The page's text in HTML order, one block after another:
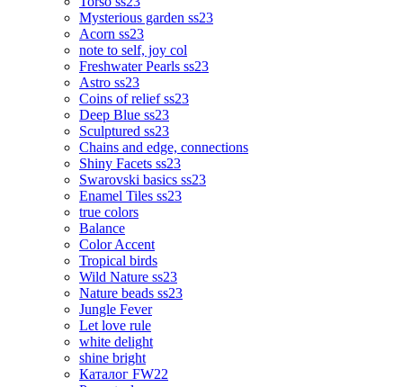
Mysterious garden ss23
Acorn ss23
note to self, joy col
Freshwater Pearls ss23
Astro ss23
Coins of relief ss23
Deep Blue ss23
Sculptured ss23
Chains and edge, connections
Shiny Facets ss23
Swarovski basics ss23
Enamel Tiles ss23
true colors
Balance
Color Accent
Tropical birds
Wild Nature ss23
Nature beads ss23
Jungle Fever
Let love rule
white delight
shine bright
Каталог FW22